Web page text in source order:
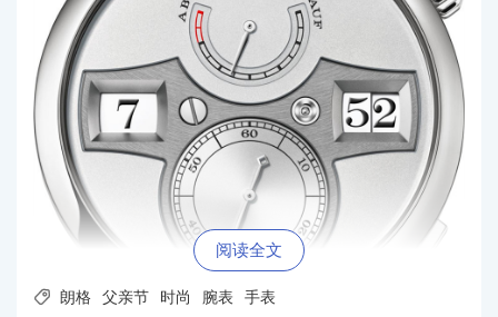
阅读全文
 朗格 父亲节 时尚 腕表 手表